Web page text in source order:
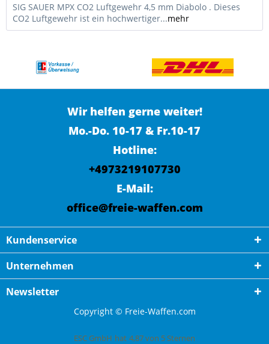
SIG SAUER MPX CO2 Luftgewehr 4,5 mm Diabolo . Dieses
CO2 Luftgewehr ist ein hochwertiger...mehr
Wir helfen gerne weiter!
Mo.-Do. 10-17 & Fr.10-17
Hotline:
+4973219107730
E-Mail:
office@freie-waffen.com
Kundenservice
Unternehmen
Newsletter
Copyright © Freie-Waffen.com
ESC GmbH hat 4,87von 5Sternen